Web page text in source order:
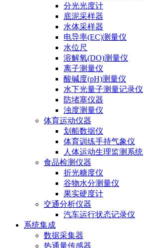
分光光度计
底泥采样器
水体采样器
电导率(EC)测量仪
水位尺
溶解氧(DO)测量仪
离子测量仪
酸碱度(pH)测量仪
水下光量子测量记录仪
防堵塞仪器
浊度测量仪
体育运动仪器
划船数据仪
体育训练手持气象仪
人体运动生理监测系统
食品检测仪器
折光糖度仪
谷物水分测量仪
果实硬度计
交通分析仪器
汽车运行状态记录仪
系统集成
数据采集器
热通量传感器